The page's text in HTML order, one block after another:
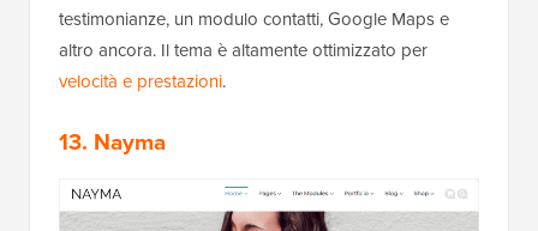
testimonianze, un modulo contatti, Google Maps e
altro ancora. Il tema è altamente ottimizzato per
velocità e prestazioni.
13. Nayma